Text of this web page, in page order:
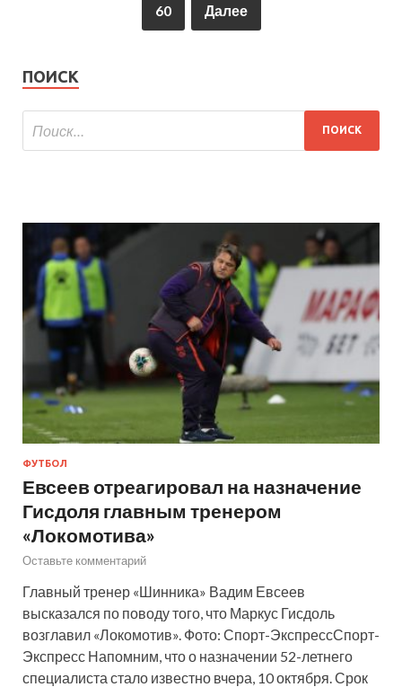
60 Далее
ПОИСК
ФУТБОЛ
Евсеев отреагировал на назначение
Гисдоля главным тренером
«Локомотива»
Оставьте комментарий
Главный тренер «Шинника» Вадим Евсеев
высказался по поводу того, что Маркус Гисдоль
возглавил «Локомотив». Фото: Спорт-ЭкспрессСпорт-
Экспресс Напомним, что о назначении 52-летнего
специалиста стало известно вчера, 10 октября. Срок